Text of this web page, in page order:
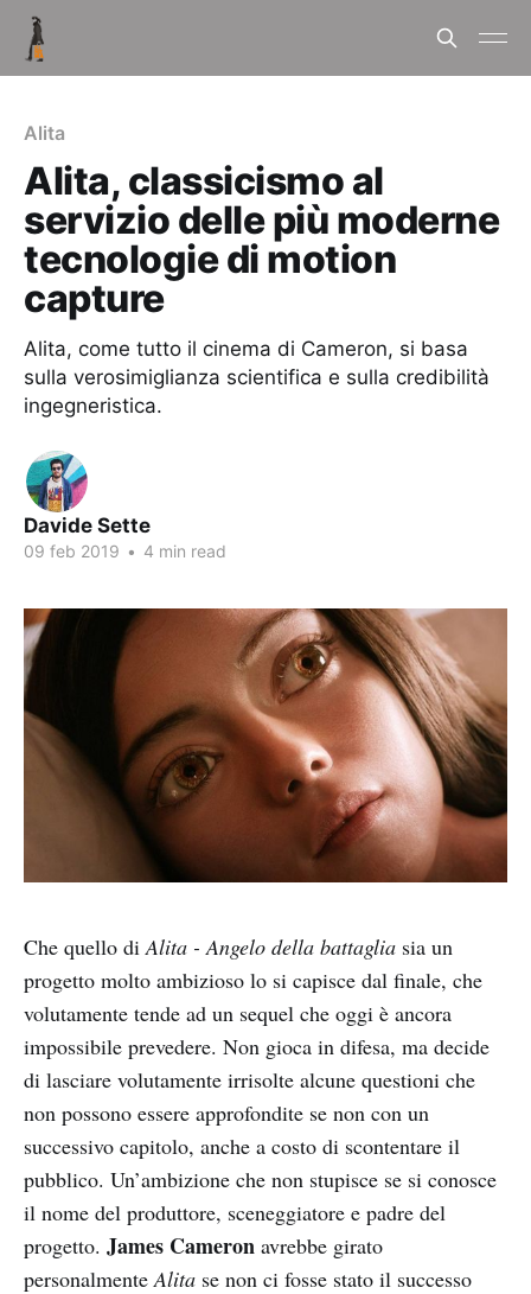
Alita
Alita, classicismo al
servizio delle più moderne
tecnologie di motion
capture
Alita, come tutto il cinema di Cameron, si basa
sulla verosimiglianza scientifica e sulla credibilità
ingegneristica.
Davide Sette
09 feb 2019 • 4 min read
Che quello di Alita - Angelo della battaglia sia un
progetto molto ambizioso lo si capisce dal finale, che
volutamente tende ad un sequel che oggi è ancora
impossibile prevedere. Non gioca in difesa, ma decide
di lasciare volutamente irrisolte alcune questioni che
non possono essere approfondite se non con un
successivo capitolo, anche a costo di scontentare il
pubblico. Un’ambizione che non stupisce se si conosce
il nome del produttore, sceneggiatore e padre del
progetto. James Cameron avrebbe girato
personalmente Alita se non ci fosse stato il successo